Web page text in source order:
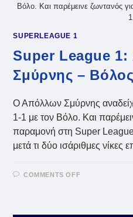
Βόλο. Και παρέμεινε ζωντανός
1.
SUPERLEAGUE 1
Super League
Σμύρνης –
Ο Απόλλων Σμύρνης
1-1 με τον Βόλο. Και
παραμονή στη Super
μετά τι δύο ισάριθμες νίκες
COMMENTS OFF